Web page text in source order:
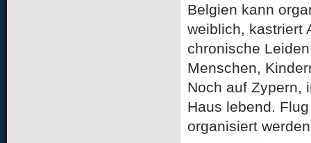
Belgien kann
weiblich, kastriert
chronische
Menschen,
Noch auf Zypern,
Haus lebend.
organisiert